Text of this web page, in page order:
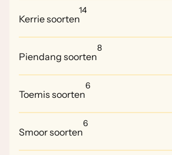
Kerrie soorten
14
Piendang soorten
8
Toemis soorten
6
Smoor soorten
6